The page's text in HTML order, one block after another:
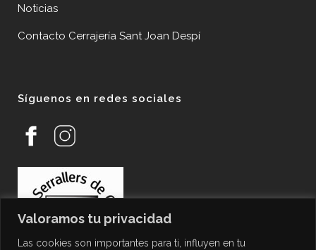
Valoramos tu privacidad
Las cookies son importantes para ti, influyen en tu
Noticias
Contacto Cerrajería Sant Joan Despí
Síguenos en redes sociales